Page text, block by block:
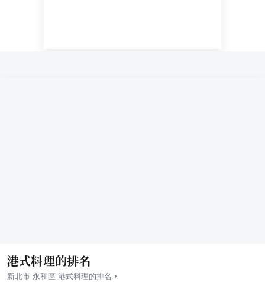
港式料理的排名
新北市 永和區 港式料理的排名 ›